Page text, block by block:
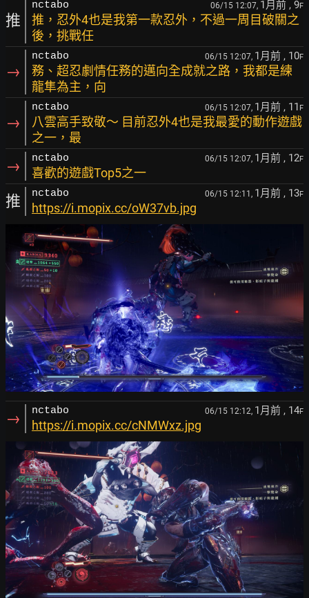
推
nctabo 06/15 12:07, 1月前 , 9F
推，忍外4也是我第一款忍外，不過一周目破關之
後，挑戰任
→
nctabo 06/15 12:07, 1月前 , 10F
務、超忍劇情任務的邁向全成就之路，我都是練
龍隼為主，向
→
nctabo 06/15 12:07, 1月前 , 11 F
八雲高手致敬～ 目前忍外4也是我最愛的動作遊戲
之一，最
→ nctabo 06/15 12:07, 1月前 , 12F
喜歡的遊戲Top5之一
推 nctabo 06/15 12:11, 1月前 , 13F
https://i.mopix.cc/oW37vb.jpg
→ nctabo 06/15 12:12, 1月前 , 14F
https://i.mopix.cc/cNMWxz.jpg